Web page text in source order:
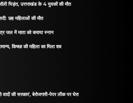
भिड़ंत, उत्तराखंड के 4 युवकों की मौत
छह महिलाओं की मौत
जल में माता को कराया स्नान
किच्छा की महिला का मिला शव
की सरकार’, बेरोजगारी-पेपर लीक पर घेरा